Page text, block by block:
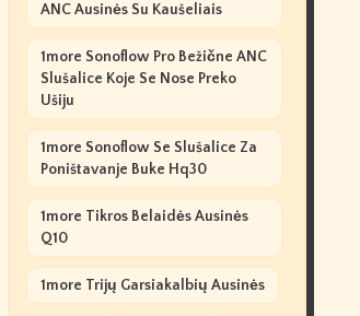
ANC Ausinės Su Kaušeliais
1more Sonoflow Pro Bežične ANC
Slušalice Koje Se Nose Preko
Ušiju
1more Sonoflow Se Slušalice Za
Poništavanje Buke Hq30
1more Tikros Belaidės Ausinės
Q10
1more Trijų Garsiakalbių Ausinės